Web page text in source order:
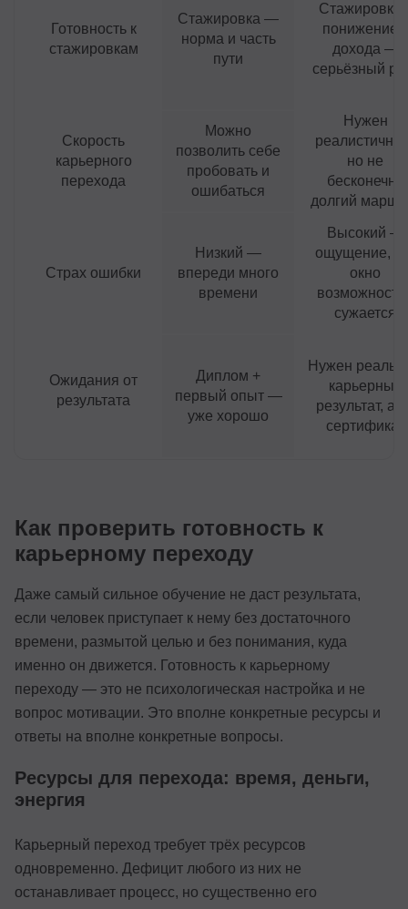
Готовность к
стажировкам
Стажировка —
норма и часть
пути
Стажировка
понижением
дохода —
серьёзный
Скорость
карьерного
перехода
Можно
позволить себе
пробовать и
ошибаться
Нужен
но не
бесконечно
долгий
Страх ошибки
Низкий —
впереди много
времени
Высокий —
ощущение,
окно
сужается
Ожидания от
результата
Диплом +
первый опыт —
уже хорошо
Нужен
карьерный
результат, а
сертификат
Как проверить готовность к
карьерному переходу
Даже самый сильное обучение не даст результата,
если человек приступает к нему без достаточного
времени, размытой целью и без понимания, куда
именно он движется. Готовность к карьерному
переходу — это не психологическая настройка и не
вопрос мотивации. Это вполне конкретные ресурсы и
ответы на вполне конкретные вопросы.
Ресурсы для перехода: время, деньги,
энергия
Карьерный переход требует трёх ресурсов
одновременно. Дефицит любого из них не
останавливает процесс, но существенно его